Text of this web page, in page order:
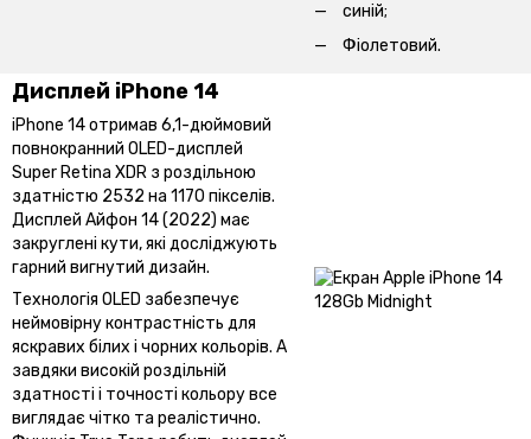
синій;
Фіолетовий.
Дисплей iPhone 14
iPhone 14 отримав 6,1-дюймовий
повнокранний OLED-дисплей
Super Retina XDR з роздільною
здатністю 2532 на 1170 пікселів.
Дисплей Айфон 14 (2022) має
закруглені кути, які досліджують
гарний вигнутий дизайн.
Технологія OLED забезпечує
неймовірну контрастність для
яскравих білих і чорних кольорів. А
завдяки високій роздільній
здатності і точності кольору все
виглядає чітко та реалістично.